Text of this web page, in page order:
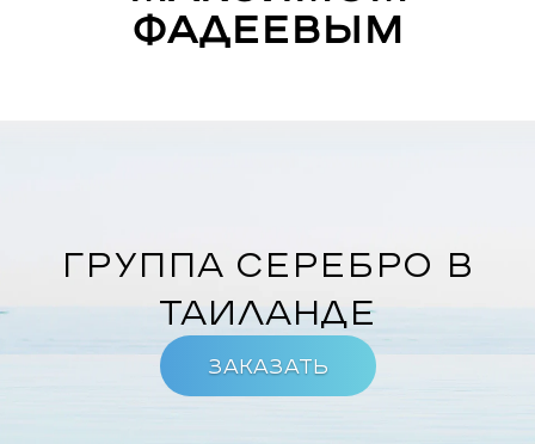
Фадеевым
Группа Серебро в
Таиланде
Заказать